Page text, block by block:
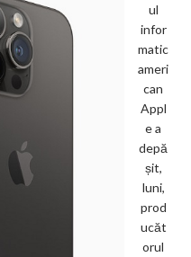
ul
infor
matic
ameri
can
Appl
e a
depă
șit,
luni,
prod
ucăt
orul